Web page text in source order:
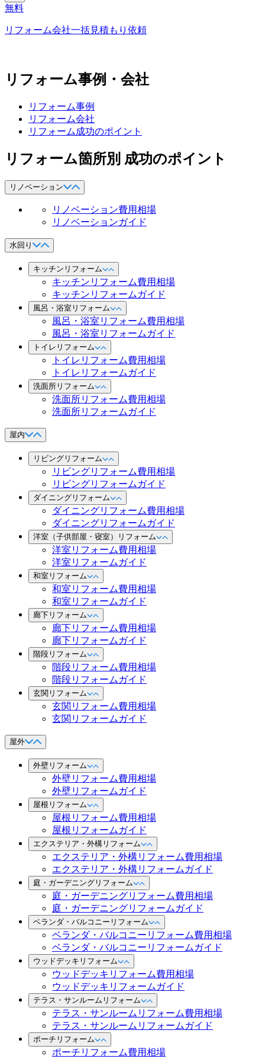
無料
リフォーム会社一括見積もり依頼
リフォーム事例・会社
リフォーム事例
リフォーム会社
リフォーム成功のポイント
リフォーム箇所別 成功のポイント
リノベーション
リノベーション費用相場
リノベーションガイド
水回り
キッチンリフォーム
キッチンリフォーム費用相場
キッチンリフォームガイド
風呂・浴室リフォーム
風呂・浴室リフォーム費用相場
風呂・浴室リフォームガイド
トイレリフォーム
トイレリフォーム費用相場
トイレリフォームガイド
洗面所リフォーム
洗面所リフォーム費用相場
洗面所リフォームガイド
屋内
リビングリフォーム
リビングリフォーム費用相場
リビングリフォームガイド
ダイニングリフォーム
ダイニングリフォーム費用相場
ダイニングリフォームガイド
洋室（子供部屋・寝室）リフォーム
洋室リフォーム費用相場
洋室リフォームガイド
和室リフォーム
和室リフォーム費用相場
和室リフォームガイド
廊下リフォーム
廊下リフォーム費用相場
廊下リフォームガイド
階段リフォーム
階段リフォーム費用相場
階段リフォームガイド
玄関リフォーム
玄関リフォーム費用相場
玄関リフォームガイド
屋外
外壁リフォーム
外壁リフォーム費用相場
外壁リフォームガイド
屋根リフォーム
屋根リフォーム費用相場
屋根リフォームガイド
エクステリア・外構リフォーム
エクステリア・外構リフォーム費用相場
エクステリア・外構リフォームガイド
庭・ガーデニングリフォーム
庭・ガーデニングリフォーム費用相場
庭・ガーデニングリフォームガイド
ベランダ・バルコニーリフォーム
ベランダ・バルコニーリフォーム費用相場
ベランダ・バルコニーリフォームガイド
ウッドデッキリフォーム
ウッドデッキリフォーム費用相場
ウッドデッキリフォームガイド
テラス・サンルームリフォーム
テラス・サンルームリフォーム費用相場
テラス・サンルームリフォームガイド
ポーチリフォーム
ポーチリフォーム費用相場